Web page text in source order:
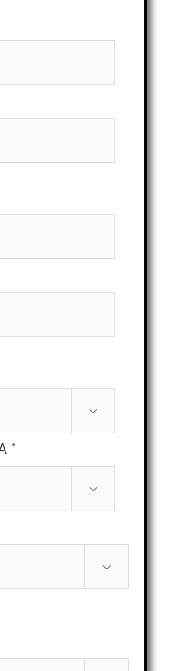

*

